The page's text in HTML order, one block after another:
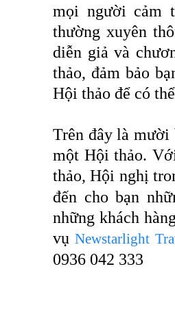
mọi người cảm
thường xuyên
diễn giả và
thảo, đảm bảo
Hội thảo để có
Trên đây là mười
một Hội thảo.
thảo, Hội nghị
đến cho bạn
những khách
vụNewstarlight
0936 042 333